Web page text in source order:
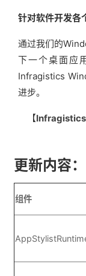
针对软件开发各
通过我们的
下一个桌面应
Infragistics
进步。
【Infragistics
更新内容：
组件